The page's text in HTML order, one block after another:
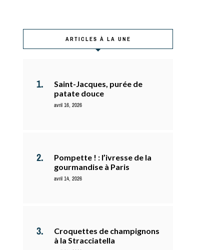
ARTICLES À LA UNE
Saint-Jacques, purée de
patate douce
avril 16, 2026
Pompette ! : l’ivresse de la
gourmandise à Paris
avril 14, 2026
Croquettes de champignons
à la Stracciatella